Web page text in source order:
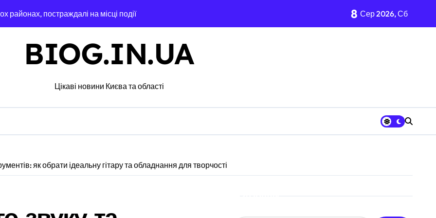
районах, постраждалі на місці події
працюють над наслідками масованої атаки в Київському регіоні
дівчину, яка не повернулася додому після конфлікту
гриф з Німеччини ледве в survivors after мандрівки на Київщині
у $2000 за ненастоящий діагноз
в Днепре: диагностика, обслуживание и замена деталей
8 Сер 2026, Сб
BIOG.IN.UA
Цікаві новини Києва та області
як обрати ідеальну гітару та обладнання для творчості